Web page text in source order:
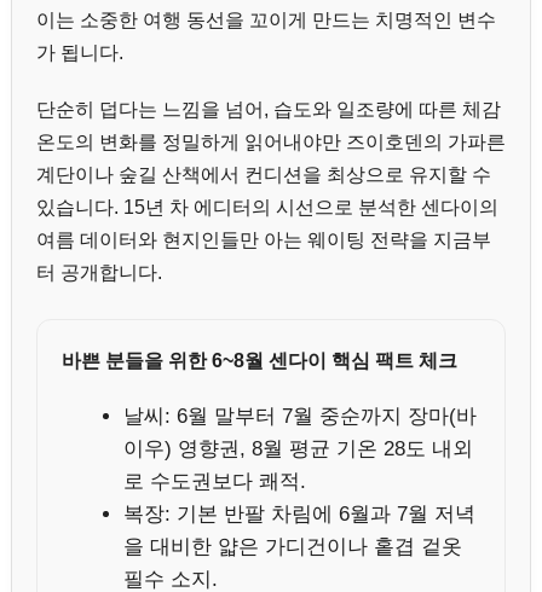
이는 소중한 여행 동선을 꼬이게 만드는 치명적인 변수
가 됩니다.
단순히 덥다는 느낌을 넘어, 습도와 일조량에 따른 체감
온도의 변화를 정밀하게 읽어내야만 즈이호덴의 가파른
계단이나 숲길 산책에서 컨디션을 최상으로 유지할 수
있습니다. 15년 차 에디터의 시선으로 분석한 센다이의
여름 데이터와 현지인들만 아는 웨이팅 전략을 지금부
터 공개합니다.
바쁜 분들을 위한 6~8월 센다이 핵심 팩트 체크
날씨: 6월 말부터 7월 중순까지 장마(바
이우) 영향권, 8월 평균 기온 28도 내외
로 수도권보다 쾌적.
복장: 기본 반팔 차림에 6월과 7월 저녁
을 대비한 얇은 가디건이나 홑겹 겉옷
필수 소지.